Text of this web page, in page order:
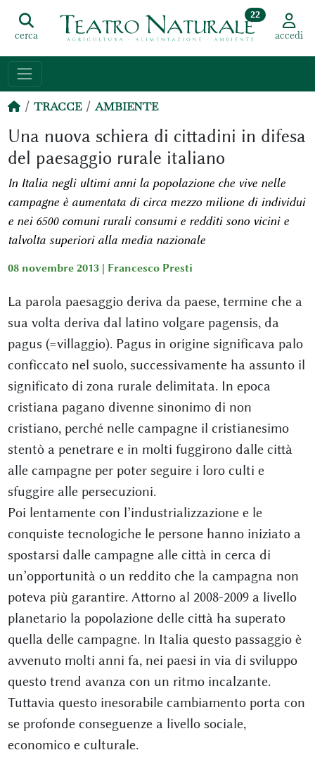
cerca
22
accedi
TRACCE AMBIENTE
Una nuova schiera di cittadini in difesa
del paesaggio rurale italiano
In Italia negli ultimi anni la popolazione che vive nelle
campagne è aumentata di circa mezzo milione di individui
e nei 6500 comuni rurali consumi e redditi sono vicini e
talvolta superiori alla media nazionale
08 novembre 2013 | Francesco Presti
La parola paesaggio deriva da paese, termine che a
sua volta deriva dal latino volgare pagensis, da
pagus (=villaggio). Pagus in origine significava palo
conficcato nel suolo, successivamente ha assunto il
significato di zona rurale delimitata. In epoca
cristiana pagano divenne sinonimo di non
cristiano, perché nelle campagne il cristianesimo
stentò a penetrare e in molti fuggirono dalle città
alle campagne per poter seguire i loro culti e
sfuggire alle persecuzioni.
Poi lentamente con l’industrializzazione e le
conquiste tecnologiche le persone hanno iniziato a
spostarsi dalle campagne alle città in cerca di
un’opportunità o un reddito che la campagna non
poteva più garantire. Attorno al 2008-2009 a livello
planetario la popolazione delle città ha superato
quella delle campagne. In Italia questo passaggio è
avvenuto molti anni fa, nei paesi in via di sviluppo
questo trend avanza con un ritmo incalzante.
Tuttavia questo inesorabile cambiamento porta con
se profonde conseguenze a livello sociale,
economico e culturale.